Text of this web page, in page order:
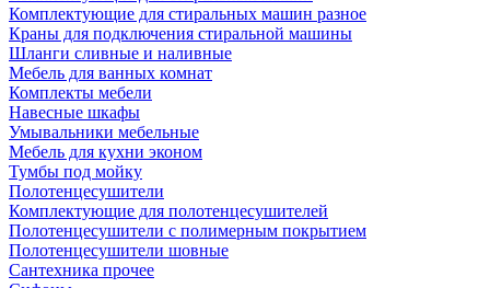
Комплектующие для стиральных машин разное
Краны для подключения стиральной машины
Шланги сливные и наливные
Мебель для ванных комнат
Комплекты мебели
Навесные шкафы
Умывальники мебельные
Мебель для кухни эконом
Тумбы под мойку
Полотенцесушители
Комплектующие для полотенцесушителей
Полотенцесушители с полимерным покрытием
Полотенцесушители шовные
Сантехника прочее